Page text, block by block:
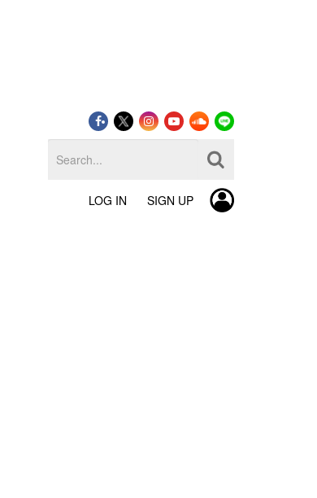
LOG IN SIGN UP